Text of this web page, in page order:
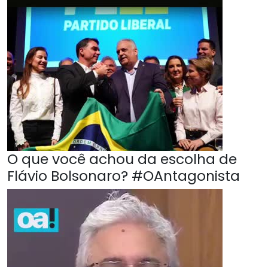
O que você achou da escolha de
Flávio Bolsonaro? #OAntagonista